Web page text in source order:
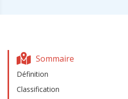
Sommaire
Définition
Classification